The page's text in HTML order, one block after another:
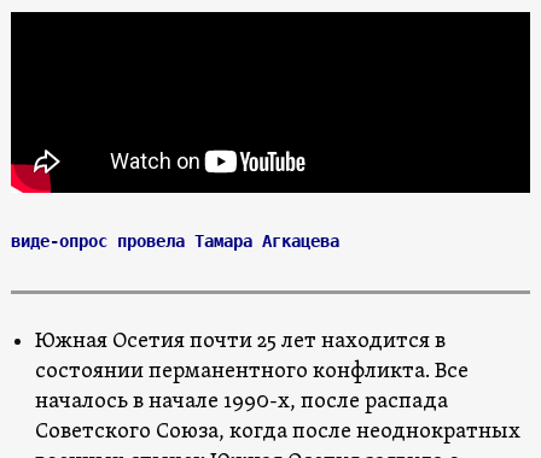
виде-опрос провела Тамара Агкацева
Южная Осетия почти 25 лет находится в
состоянии перманентного конфликта. Все
началось в начале 1990-х, после распада
Советского Союза, когда после неоднократных